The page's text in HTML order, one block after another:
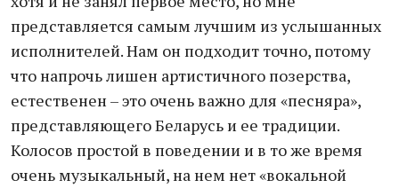
представляется самым лучшим из услышанных
исполнителей. Нам он подходит точно, потому
что напрочь лишен артистичного позерства,
естественен – это очень важно для «песняра»,
представляющего Беларусь и ее традиции.
Колосов простой в поведении и в то же время
очень музыкальный, на нем нет «вокальной